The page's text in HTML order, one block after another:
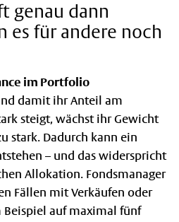
genau dann
es für andere noch
im Portfolio
damit ihr Anteil am
steigt, wächst ihr Gewicht
stark. Dadurch kann ein
– und das widerspricht
Allokation. Fondsmanager
Fällen mit Verkäufen oder
Beispiel auf maximal fünf